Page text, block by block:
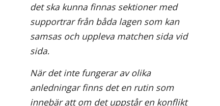
det ska kunna finnas sektioner med
supportrar från båda lagen som kan
samsas och uppleva matchen sida vid
sida.
När det inte fungerar av olika
anledningar finns det en rutin som
innebär att om det uppstår en konflikt